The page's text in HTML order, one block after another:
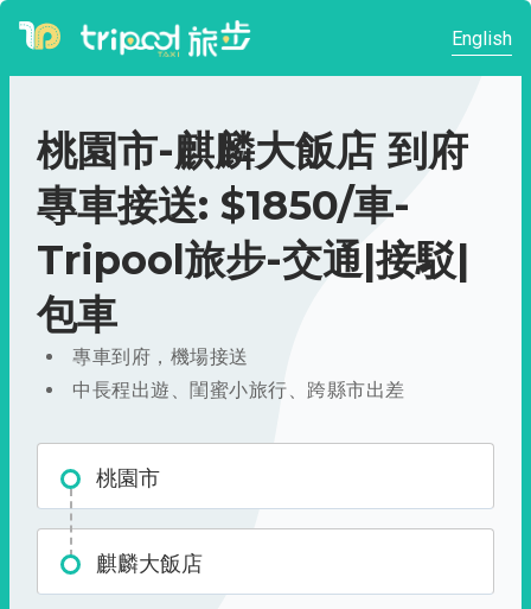
English
桃園市-麒麟大飯店 到府
專車接送: $1850/車-
Tripool旅步-交通|接駁|
包車
專車到府，機場接送
中長程出遊、閨蜜小旅行、跨縣市出差
桃園市
麒麟大飯店